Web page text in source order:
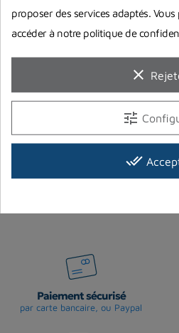
Robinet SOS extensible
de
Paiement sécurisé
par carte bancaire, ou Paypal
proposer des services adaptés.
accéder à notre politique de
clear
tune
done_all